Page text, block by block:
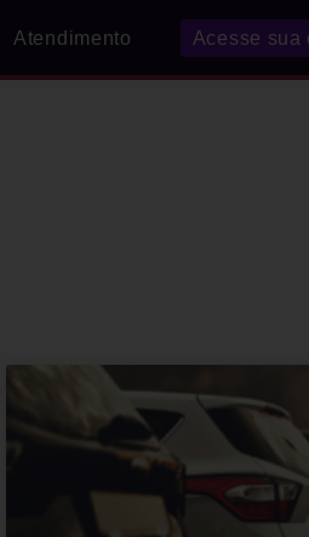
Atendimento Acesse sua